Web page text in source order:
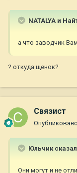
NATALYA и
а что заводчик
? откуда щенок?
Связист
Опубликовано
Юльчик
Они могут и не